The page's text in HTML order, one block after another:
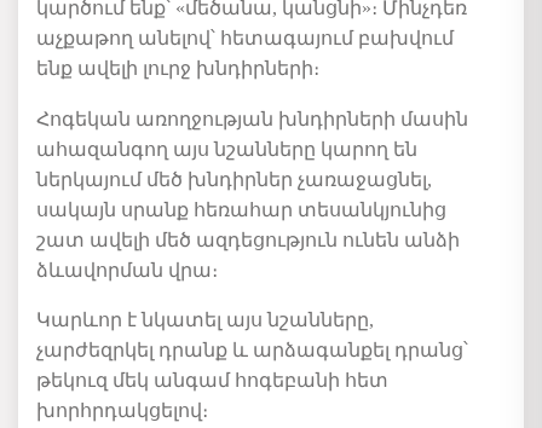
կարծում ենք՝ «մեծանա, կանցնի»։ Մինչդեռ
աչքաթող անելով՝ հետագայում բախվում
ենք ավելի լուրջ խնդիրների։
Հոգեկան առողջության խնդիրների մասին
ահազանգող այս նշանները կարող են
ներկայում մեծ խնդիրներ չառաջացնել,
սակայն սրանք հեռահար տեսանկյունից
շատ ավելի մեծ ազդեցություն ունեն անձի
ձևավորման վրա։
Կարևոր է նկատել այս նշանները,
չարժեզրկել դրանք և արձագանքել դրանց՝
թեկուզ մեկ անգամ հոգեբանի հետ
խորհրդակցելով։